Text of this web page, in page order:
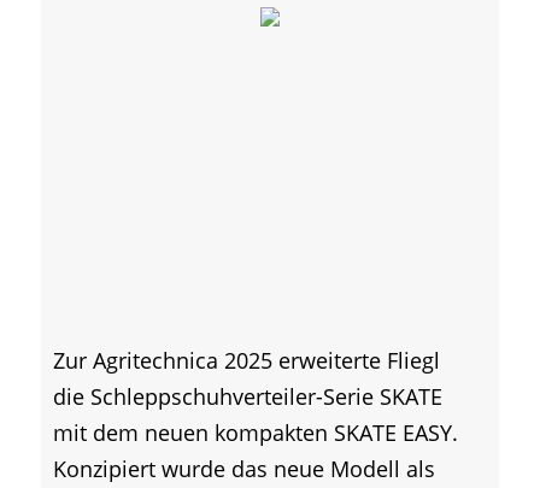
Zur Agritechnica 2025 erweiterte Fliegl
die Schleppschuhverteiler-Serie SKATE
mit dem neuen kompakten SKATE EASY.
Konzipiert wurde das neue Modell als